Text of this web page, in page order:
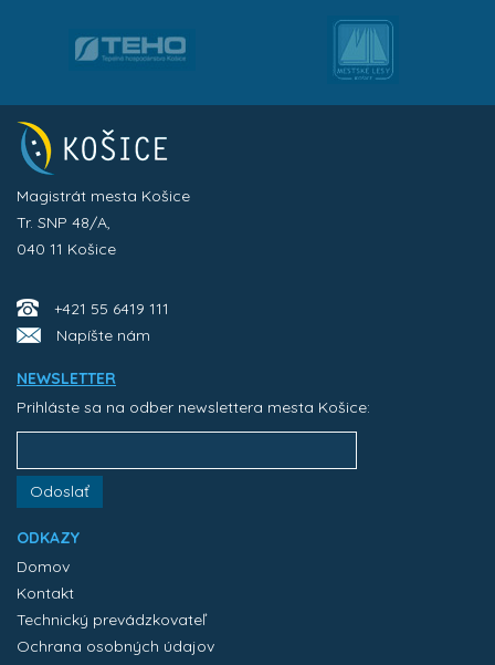
Magistrát mesta Košice
Tr. SNP 48/A,
040 11 Košice
+421 55 6419 111
Napíšte nám
NEWSLETTER
Prihláste sa na odber newslettera mesta Košice:
Odoslať
ODKAZY
Domov
Kontakt
Technický prevádzkovateľ
Ochrana osobných údajov